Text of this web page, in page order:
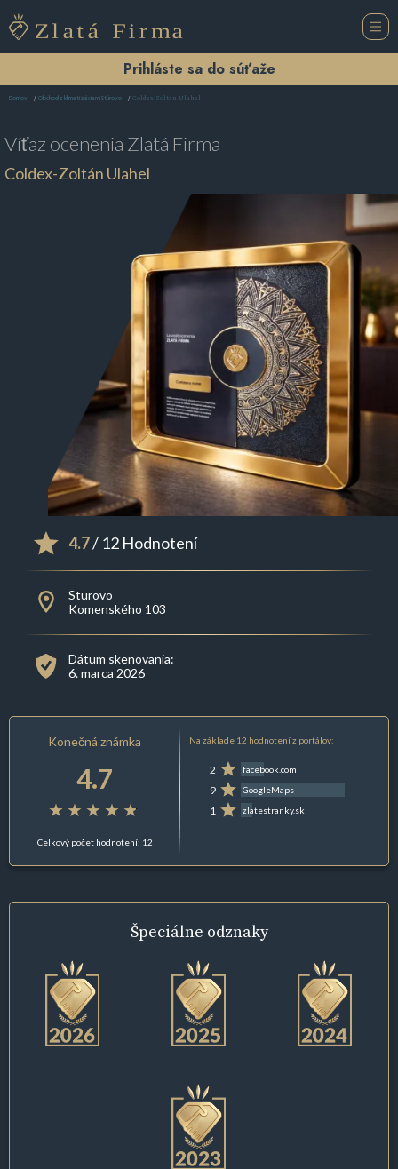
Prihláste sa do súťaže
Domov Obchod s klimatizáciami Štúrovo Coldex-Zoltán Ulahel
Víťaz ocenenia Zlatá Firma
Coldex-Zoltán Ulahel
4.7/ 12 Hodnotení
Sturovo
Komenského 103
Dátum skenovania:
6. marca 2026
Konečná známka
4.7
Celkový počet hodnotení: 12
Na základe 12 hodnotení z portálov:
2 facebook.com
9 GoogleMaps
1 zlatestranky.sk
Špeciálne odznaky